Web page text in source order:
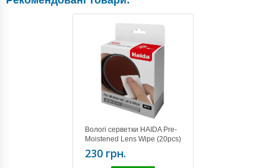
Вологі серветки HAIDA Pre-
Moistened Lens Wipe (20pcs)
HD4634
230 грн.